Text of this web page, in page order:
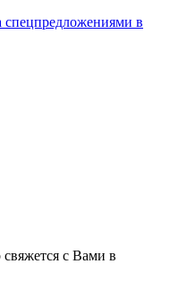
спецпредложениями в
с Вами в